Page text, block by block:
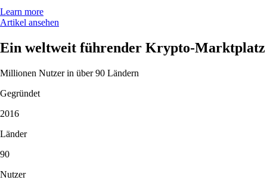
Learn more
Artikel ansehen
Ein weltweit führender Krypto-Marktplatz
Millionen Nutzer in über 90 Ländern
Gegründet
2016
Länder
90
Nutzer